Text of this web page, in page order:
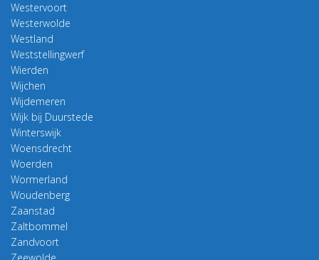
Westervoort
Westerwolde
Westland
Weststellingwerf
Wierden
Wijchen
Wijdemeren
Wijk bij Duurstede
Winterswijk
Woensdrecht
Woerden
Wormerland
Woudenberg
Zaanstad
Zaltbommel
Zandvoort